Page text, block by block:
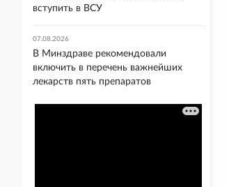
вступить в ВСУ
07.08.2026
В Минздраве рекомендовали
включить в перечень важнейших
лекарств пять препаратов